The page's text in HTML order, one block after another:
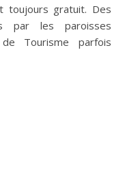
toujours gratuit. Des
par les paroisses
Tourisme parfois